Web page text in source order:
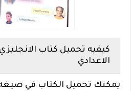
كيفيه تحميل كتاب
الاعدادي
يمكنك تحميل الكتاب في